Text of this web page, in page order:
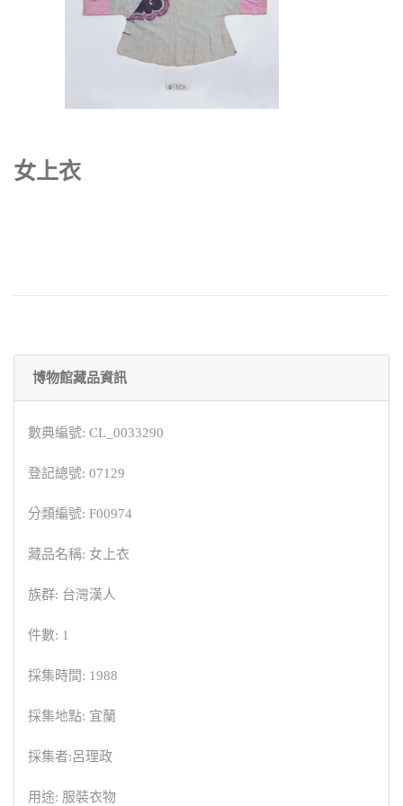
女上衣
博物館藏品資訊
數典編號: CL_0033290
登記總號: 07129
分類編號: F00974
藏品名稱: 女上衣
族群: 台灣漢人
件數: 1
採集時間: 1988
採集地點: 宜蘭
採集者:呂理政
用途: 服裝衣物